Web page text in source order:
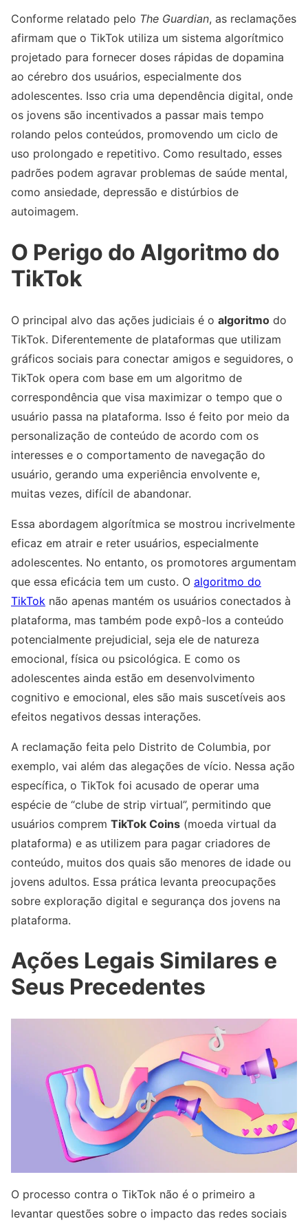
Conforme relatado pelo The Guardian, as reclamações
afirmam que o TikTok utiliza um sistema algorítmico
projetado para fornecer doses rápidas de dopamina
ao cérebro dos usuários, especialmente dos
adolescentes. Isso cria uma dependência digital, onde
os jovens são incentivados a passar mais tempo
rolando pelos conteúdos, promovendo um ciclo de
uso prolongado e repetitivo. Como resultado, esses
padrões podem agravar problemas de saúde mental,
como ansiedade, depressão e distúrbios de
autoimagem.
O Perigo do Algoritmo do
TikTok
O principal alvo das ações judiciais é o algoritmo do
TikTok. Diferentemente de plataformas que utilizam
gráficos sociais para conectar amigos e seguidores, o
TikTok opera com base em um algoritmo de
correspondência que visa maximizar o tempo que o
usuário passa na plataforma. Isso é feito por meio da
personalização de conteúdo de acordo com os
interesses e o comportamento de navegação do
usuário, gerando uma experiência envolvente e,
muitas vezes, difícil de abandonar.
Essa abordagem algorítmica se mostrou incrivelmente
eficaz em atrair e reter usuários, especialmente
adolescentes. No entanto, os promotores argumentam
que essa eficácia tem um custo. O algoritmo do
TikTok não apenas mantém os usuários conectados à
plataforma, mas também pode expô-los a conteúdo
potencialmente prejudicial, seja ele de natureza
emocional, física ou psicológica. E como os
adolescentes ainda estão em desenvolvimento
cognitivo e emocional, eles são mais suscetíveis aos
efeitos negativos dessas interações.
A reclamação feita pelo Distrito de Columbia, por
exemplo, vai além das alegações de vício. Nessa ação
específica, o TikTok foi acusado de operar uma
espécie de “clube de strip virtual”, permitindo que
usuários comprem TikTok Coins (moeda virtual da
plataforma) e as utilizem para pagar criadores de
conteúdo, muitos dos quais são menores de idade ou
jovens adultos. Essa prática levanta preocupações
sobre exploração digital e segurança dos jovens na
plataforma.
Ações Legais Similares e
Seus Precedentes
O processo contra o TikTok não é o primeiro a
levantar questões sobre o impacto das redes sociais